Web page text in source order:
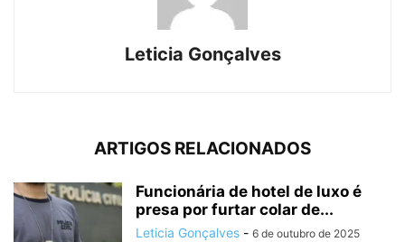
Leticia Gonçalves
ARTIGOS RELACIONADOS
Funcionária de hotel de luxo é
presa por furtar colar de...
Leticia Gonçalves - 6 de outubro de 2025